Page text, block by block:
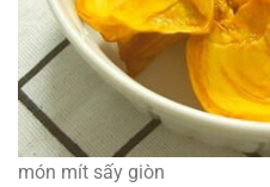
món mít sấy giòn